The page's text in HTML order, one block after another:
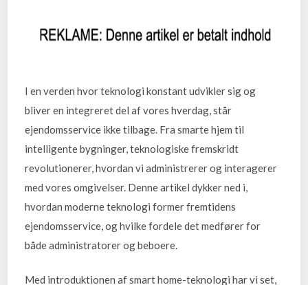
I en verden hvor teknologi konstant udvikler sig og
bliver en integreret del af vores hverdag, står
ejendomsservice ikke tilbage. Fra smarte hjem til
intelligente bygninger, teknologiske fremskridt
revolutionerer, hvordan vi administrerer og interagerer
med vores omgivelser. Denne artikel dykker ned i,
hvordan moderne teknologi former fremtidens
ejendomsservice, og hvilke fordele det medfører for
både administratorer og beboere.
Med introduktionen af smart home-teknologi har vi set,